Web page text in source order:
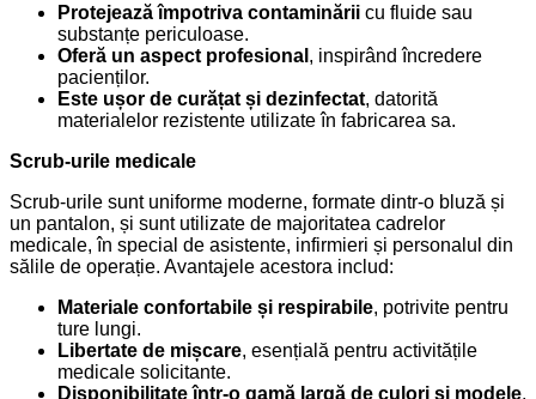
Protejează împotriva contaminării cu fluide sau
substanțe periculoase.
Oferă un aspect profesional , inspirând încredere
pacienților.
Este ușor de curățat și dezinfectat, datorită
materialelor rezistente utilizate în fabricarea sa.
Scrub-urile medicale
Scrub-urile sunt uniforme moderne, formate dintr-o bluză și
un pantalon, și sunt utilizate de majoritatea cadrelor
medicale, în special de asistente, infirmieri și personalul din
sălile de operație. Avantajele acestora includ:
Materiale confortabile și respirabile, potrivite pentru
ture lungi.
Libertate de mișcare, esențială pentru activitățile
medicale solicitante.
Disponibilitate într-o gamă largă de culori și modele,